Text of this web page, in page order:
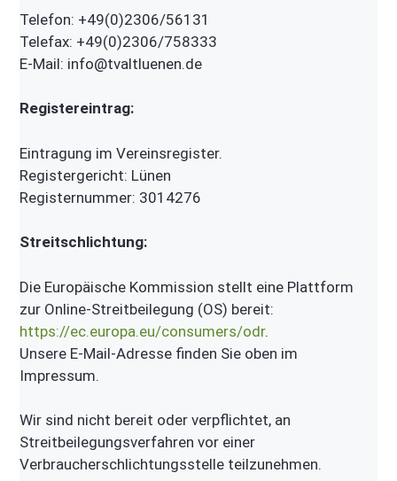
Telefon: +49(0)2306/56131
Telefax: +49(0)2306/758333
E-Mail: info@tvaltluenen.de
Registereintrag:
Eintragung im Vereinsregister.
Registergericht: Lünen
Registernummer: 3014276
Streitschlichtung:
Die Europäische Kommission stellt eine Plattform
zur Online-Streitbeilegung (OS) bereit:
https://ec.europa.eu/consumers/odr.
Unsere E-Mail-Adresse finden Sie oben im
Impressum.
Wir sind nicht bereit oder verpflichtet, an
Streitbeilegungsverfahren vor einer
Verbraucherschlichtungsstelle teilzunehmen.